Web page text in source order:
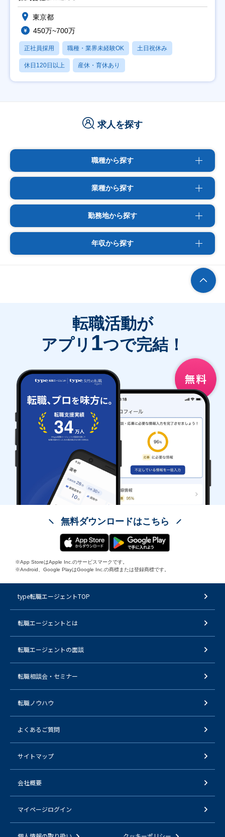
東京都
450万~700万
正社員採用 職種・業界未経験OK 土日祝休み
休日120日以上 産休・育休あり
求人を探す
職種から探す
業種から探す
勤務地から探す
年収から探す
転職活動が
アプリ 1つで完結！
無料ダウンロードはこちら
※App StoreはApple Inc.のサービスマークです。
※Android、Google PlayはGoogle Inc.の商標または登録商標です。
type転職エージェントTOP
転職エージェントとは
転職エージェントの面談
転職相談会・セミナー
転職ノウハウ
よくあるご質問
サイトマップ
会社概要
マイページログイン